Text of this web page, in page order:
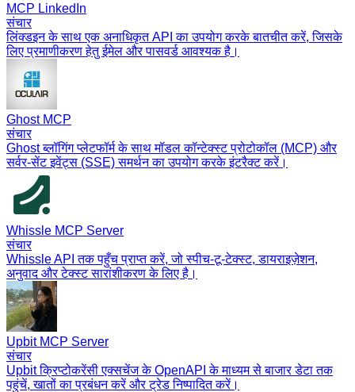
MCP LinkedIn
संचार
लिंक्डइन के साथ एक अनाधिकृत API का उपयोग करके बातचीत करें, जिसके
लिए प्रमाणीकरण हेतु ईमेल और पासवर्ड आवश्यक है।
Ghost MCP
संचार
Ghost ब्लॉगिंग प्लेटफॉर्म के साथ मॉडल कॉन्टेक्स्ट प्रोटोकॉल (MCP) और
सर्वर-सेंट इवेंट्स (SSE) समर्थन का उपयोग करके इंटरैक्ट करें।
Whissle MCP Server
संचार
Whissle API तक पहुँच प्राप्त करें, जो स्पीच-टू-टेक्स्ट, डायराइज़ेशन,
अनुवाद और टेक्स्ट सारांशीकरण के लिए है।
Upbit MCP Server
संचार
Upbit क्रिप्टोकरेंसी एक्सचेंज के OpenAPI के माध्यम से बाजार डेटा तक
पहुंचें, खातों का प्रबंधन करें और ट्रेड निष्पादित करें।